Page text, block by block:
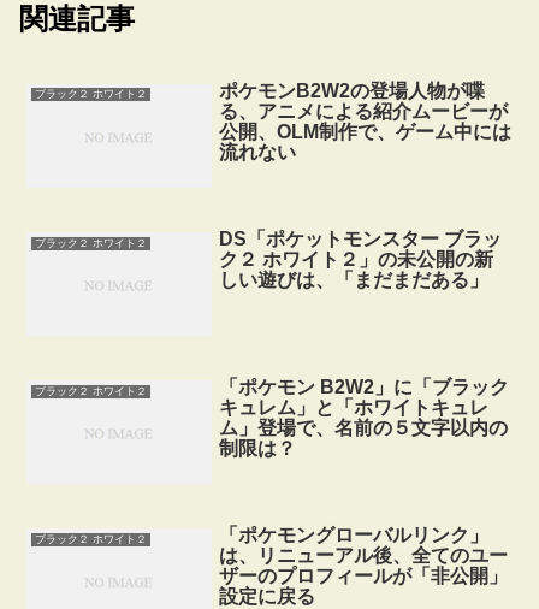
関連記事
ブラック２ ホワイト２
ポケモンB2W2の登場人物が喋
る、アニメによる紹介ムービーが
公開、OLM制作で、ゲーム中には
流れない
ブラック２ ホワイト２
DS「ポケットモンスター ブラッ
ク２ ホワイト２」の未公開の新
しい遊びは、「まだまだある」
ブラック２ ホワイト２
「ポケモン B2W2」に「ブラック
キュレム」と「ホワイトキュレ
ム」登場で、名前の５文字以内の
制限は？
ブラック２ ホワイト２
「ポケモングローバルリンク」
は、リニューアル後、全てのユー
ザーのプロフィールが「非公開」
設定に戻る